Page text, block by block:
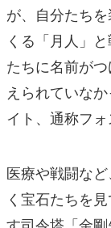
が、自分たち
くる「月人」
たちに名前が
えられていな
イト、通称フォ
医療や戦闘な
く宝石たちを